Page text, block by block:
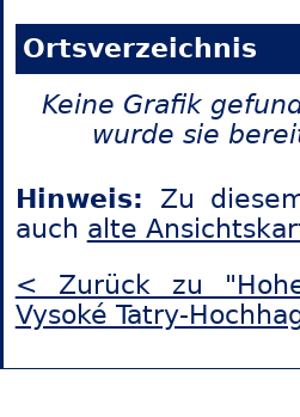
Ortsverzeichnis
Keine Grafik
wurde sie
Hinweis: Zu
auch alte
< Zurück zu
Vysoké Tatry-